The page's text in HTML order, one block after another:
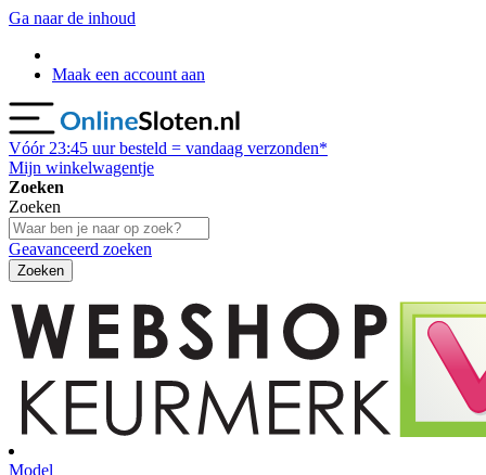
Ga naar de inhoud
Maak een account aan
Vóór 23:45 uur besteld = vandaag verzonden*
Mijn winkelwagentje
Zoeken
Zoeken
Geavanceerd zoeken
Zoeken
Model